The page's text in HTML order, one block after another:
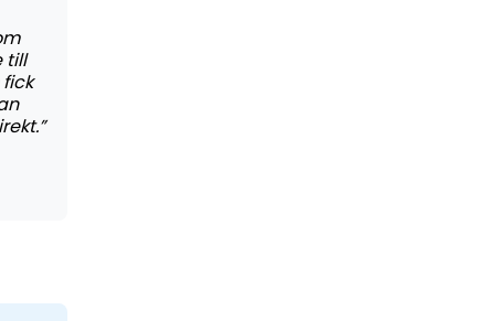
till
fick